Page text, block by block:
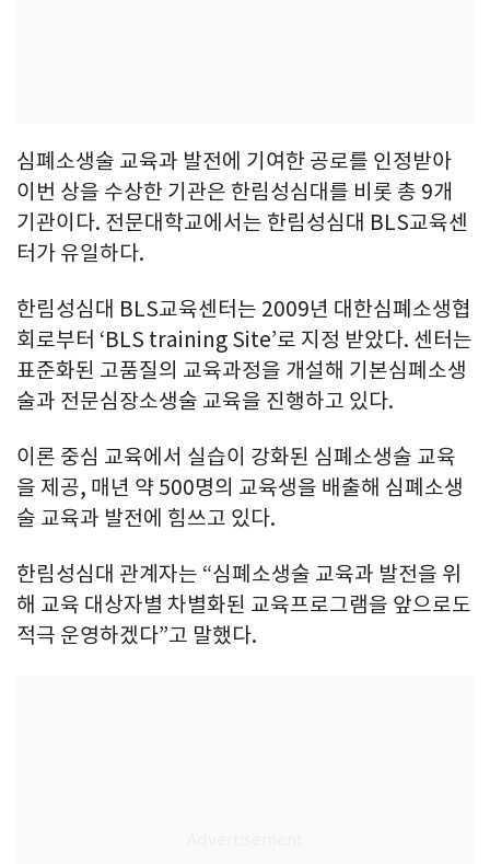
심폐소생술 교육과 발전에 기여한 공로를 인정받아
이번 상을 수상한 기관은 한림성심대를 비롯 총 9개
기관이다. 전문대학교에서는 한림성심대 BLS교육센
터가 유일하다.
한림성심대 BLS교육센터는 2009년 대한심폐소생협
회로부터 ‘BLS training Site’로 지정 받았다. 센터는
표준화된 고품질의 교육과정을 개설해 기본심폐소생
술과 전문심장소생술 교육을 진행하고 있다.
이론 중심 교육에서 실습이 강화된 심폐소생술 교육
을 제공, 매년 약 500명의 교육생을 배출해 심폐소생
술 교육과 발전에 힘쓰고 있다.
한림성심대 관계자는 “심폐소생술 교육과 발전을 위
해 교육 대상자별 차별화된 교육프로그램을 앞으로도
적극 운영하겠다”고 말했다.